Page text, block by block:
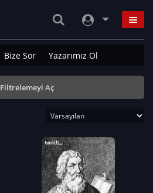
Bize Sor Yazarımız Ol
Filtrelemeyi Aç